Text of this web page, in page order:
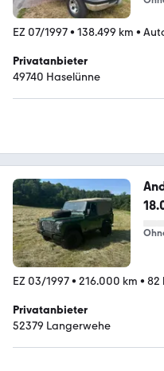
EZ 07/1997• 138.499 km •
Privatanbieter
49740 Haselünne
EZ 03/1997• 216.000 km • 82
Privatanbieter
52379 Langerwehe